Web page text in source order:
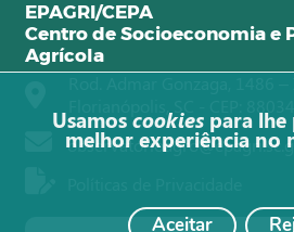
EPAGRI/CEPA
Centro de Socioeconomia e
Agrícola
Usamos cookies para
melhor experiência no
Aceitar